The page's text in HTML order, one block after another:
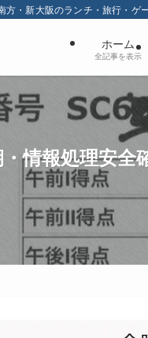
・新大阪のランチ・旅行・ゲー
ホーム
全記事を表示
情報処理安